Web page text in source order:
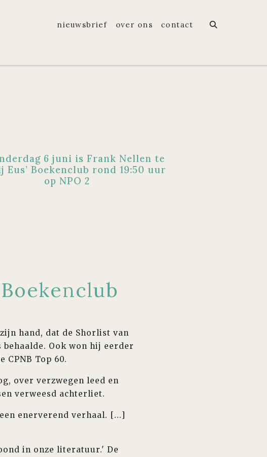
nieuwsbrief over ons contact
6 juni is Frank Nellen te
Eus’ Boekenclub rond 19:50 uur
op NPO 2
hand, dat de Shorlist van
Ook won hij eerder
Top 60.
over verzwegen leed en
verweesd achterliet.
enerverend verhaal. [...]
in onze literatuur.' De